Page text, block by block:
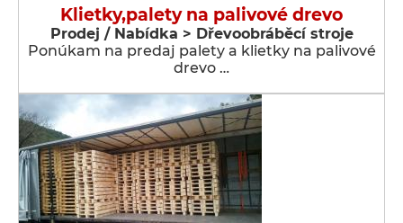
Klietky,palety na palivové drevo
Prodej / Nabídka > Dřevoobráběcí stroje
Ponúkam na predaj palety a klietky na palivové
drevo …